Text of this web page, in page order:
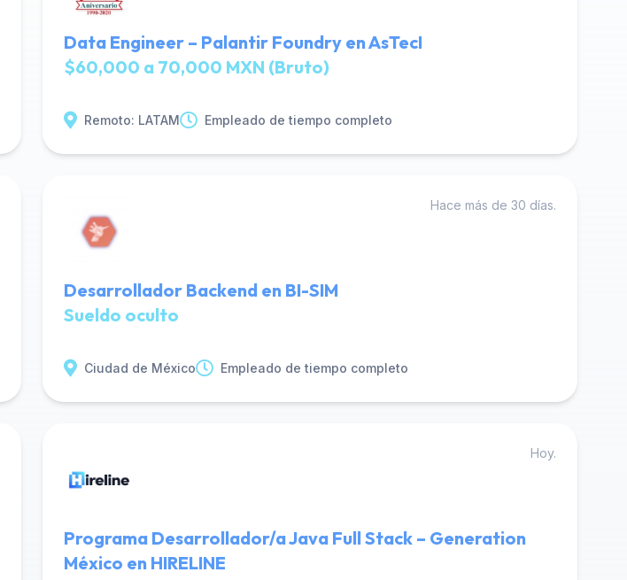
Data Engineer – Palantir Foundry en AsTecI
$60,000 a 70,000 MXN (Bruto)
Remoto: LATAM Empleado de tiempo completo
Hace más de 30 días.
Desarrollador Backend en BI-SIM
Sueldo oculto
Ciudad de México Empleado de tiempo completo
Hoy.
Programa Desarrollador/a Java Full Stack – Generation
México en HIRELINE